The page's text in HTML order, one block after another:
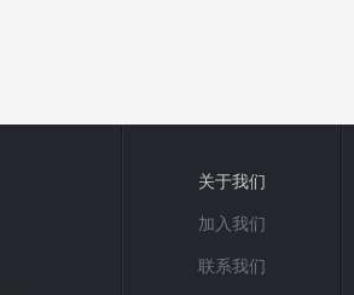
关于我们
加入我们
联系我们